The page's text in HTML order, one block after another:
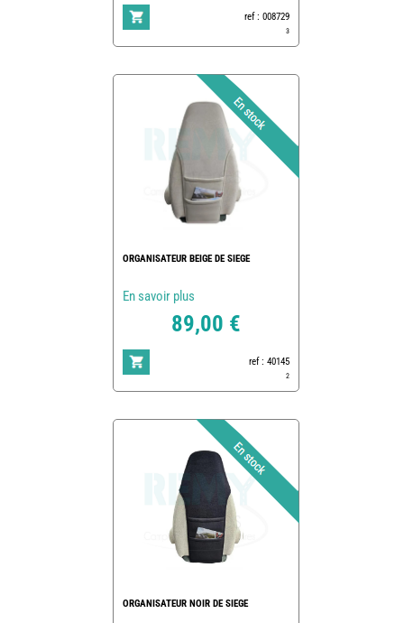
ref : 008729
3
ORGANISATEUR BEIGE DE SIEGE
En savoir plus
89,00 €
ref : 40145
2
ORGANISATEUR NOIR DE SIEGE